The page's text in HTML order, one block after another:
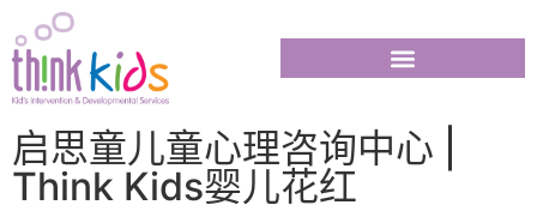
启思童儿童心理咨询中心 |
Think Kids婴儿花红